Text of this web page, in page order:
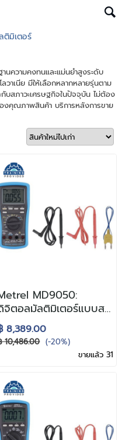
มิเตอร์
นความคงทนและแม่นยำสูงระดับ
วาเนีย มีให้เลือกหลากหลายรุ่นตาม
บสภาวะเศรษฐกิจในปัจจุบัน ไม่ต้อง
งคุณภาพสินค้า บริการหลังการขาย
MD9050:
จิตอลมัลติมิเตอร์แบบสม
กสมบันในงาน
ตสาหกรรม
8,389.00
10,486.00 (-20%)
ขายแล้ว 31